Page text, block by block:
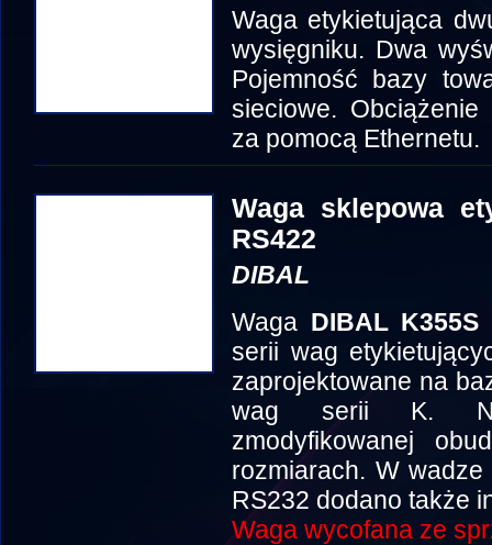
Waga etykietująca
wysięgniku. Dwa
Pojemność bazy
sieciowe. Obciążenie
za pomocą Ethernetu.
Waga sklepowa
RS422
DIBAL
Waga DIBAL
serii wag
zaprojektowane na
wag serii K.
zmodyfikowanej
rozmiarach. W
RS232 dodano także
Waga wycofana ze